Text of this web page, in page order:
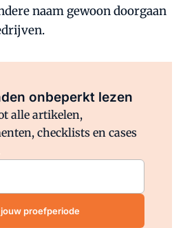
naam gewoon doorgaan
onbeperkt lezen
alle artikelen,
checklists en cases
proefperiode